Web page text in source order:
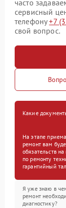
часто
сервисный
телефону+7
свой вопрос.
Какие
На этапе
ремонт вам
обязательств
по ремонту
гарантийный
Я уже знаю в
ремонт
диагностику?